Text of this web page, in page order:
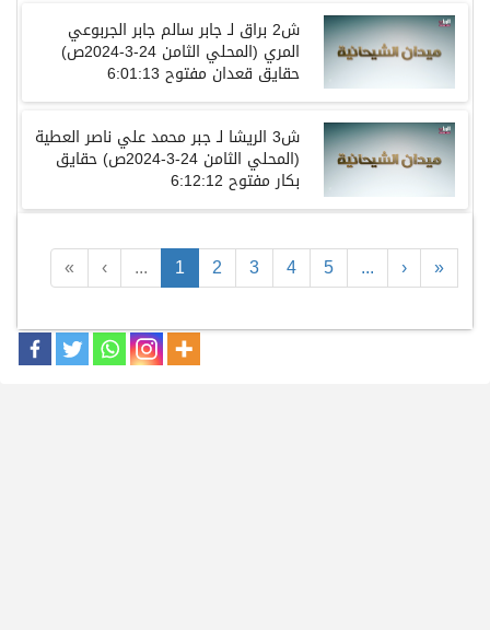
« ‹ ... 1 2 3 4 5 ... › »
ش2 براق لـ جابر سالم جابر الجربوعي
المري (المحلي الثامن 24-3-2024ص)
حقايق قعدان مفتوح 6:01:13
ش3 الريشا لـ جبر محمد علي ناصر العطية
(المحلي الثامن 24-3-2024ص) حقايق
بكار مفتوح 6:12:12